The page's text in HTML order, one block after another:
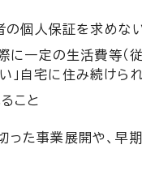
の個人保証を求めな
に一定の生活費等
自宅に住み続けら
こと
った事業展開や、早